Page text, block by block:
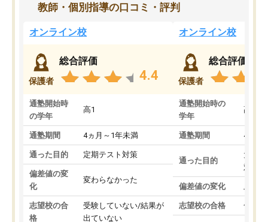
教師・個別指導の口コミ・評判
オンライン校
保護者
総合評価
4.4
通塾開始時
の学年
高1
通塾期間 4ヵ月～1年未満
通った目的 定期テスト対策
偏差値の変
化
変わらなかった
志望校の合
格
受験していない/結果が
出ていない
オンライン校
保護者
総合評価
通塾開始時の
学年
高3
通塾期間 4ヵ月
通った目的
大学
対策
偏差値の変化
志望校の合格 合格